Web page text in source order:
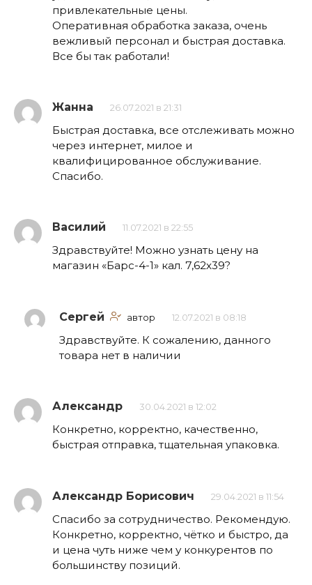
привлекательные цены.
Оперативная обработка заказа, очень
вежливый персонал и быстрая доставка.
Все бы так работали!
Жанна 26.07.2021 в 21:31
Быстрая доставка, все отслеживать можно
через интернет, милое и
квалифицированное обслуживание.
Спасибо.
Василий 11.07.2021 в 22:55
Здравствуйте! Можно узнать цену на
магазин «Барс-4-1» кал. 7,62х39?
Сергей автор 12.07.2021 в 08:18
Здравствуйте. К сожалению, данного
товара нет в наличии
Александр 30.04.2021 в 12:02
Конкретно, корректно, качественно,
быстрая отправка, тщательная упаковка.
Александр Борисович 29.04.2021 в 11:54
Спасибо за сотрудничество. Рекомендую.
Конкретно, корректно, чётко и быстро, да
и цена чуть ниже чем у конкурентов по
большинству позиций.